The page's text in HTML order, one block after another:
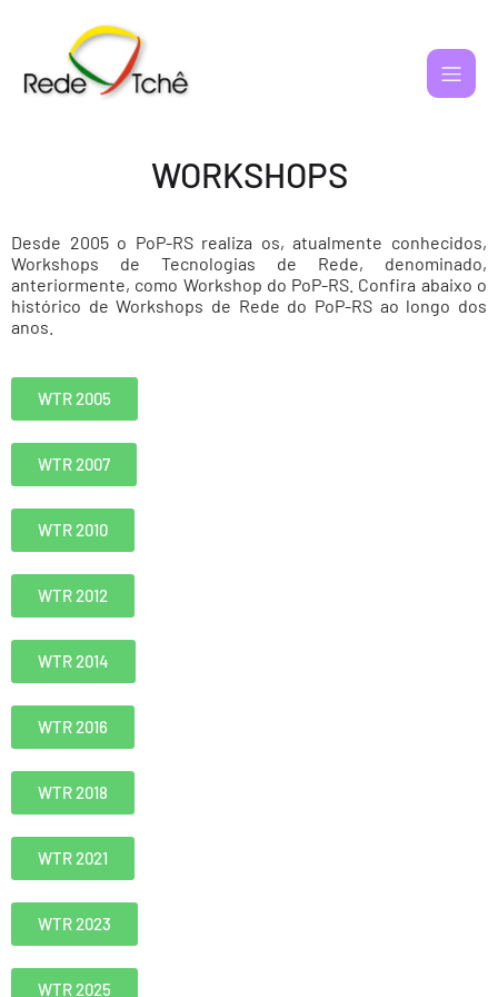
WORKSHOPS
Desde 2005 o PoP-RS realiza os, atualmente conhecidos,
Workshops de Tecnologias de Rede, denominado,
anteriormente, como Workshop do PoP-RS. Confira abaixo o
histórico de Workshops de Rede do PoP-RS ao longo dos
anos.
WTR 2005
WTR 2007
WTR 2010
WTR 2012
WTR 2014
WTR 2016
WTR 2018
WTR 2021
WTR 2023
WTR 2025